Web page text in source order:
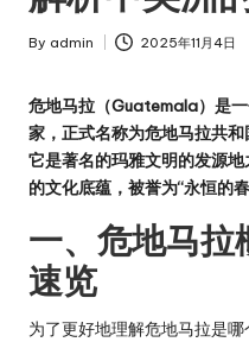
Posted
By admin 2025年11月4日
危地马拉（Guatemala）是
家，正式名称为危地马拉共
它是著名的玛雅文明的发源
的文化底蕴，被誉为“永恒的春
一、危地马拉
速览
为了更好地理解危地马拉是